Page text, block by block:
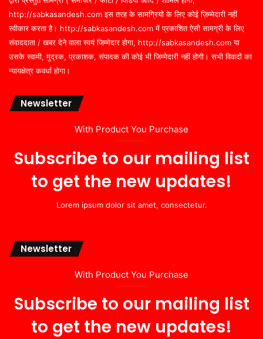
http://sabkasandesh.com इस तरह के सामग्रियों के लिए कोई ज़िम्मेदारी नहीं
स्वीकार करता है। http://sabkasandesh.com में प्रकाशित ऐसी सामग्री के लिए
संवाददाता / खबर देने वाला स्वयं जिम्मेदार होगा, http://sabkasandesh.com या
उसके स्वामी, मुद्रक, प्रकाशक, संपादक की कोई भी जिम्मेदारी नहीं होगी। सभी विवादों का
न्यायक्षेत्र कवर्धा होगा।
Newsletter
With Product You Purchase
Subscribe to our mailing list
to get the new updates!
Lorem ipsum dolor sit amet, consectetur.
Newsletter
With Product You Purchase
Subscribe to our mailing list
to get the new updates!